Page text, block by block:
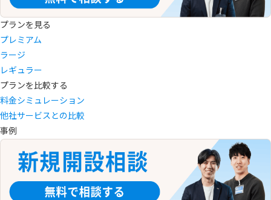
プランを見る
プレミアム
ラージ
レギュラー
プランを比較する
料金シミュレーション
他社サービスとの比較
事例